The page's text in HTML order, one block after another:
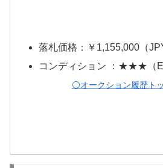
落札価格：￥1,155,000（
コンディション ：★★★（
⚪️オークション履歴ト